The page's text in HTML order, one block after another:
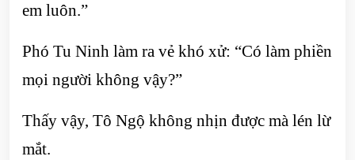
em luôn.”
Phó Tu Ninh làm ra vẻ khó xử: “Có làm phiền
mọi người không vậy?”
Thấy vậy, Tô Ngộ không nhịn được mà lén lừ
mắt.